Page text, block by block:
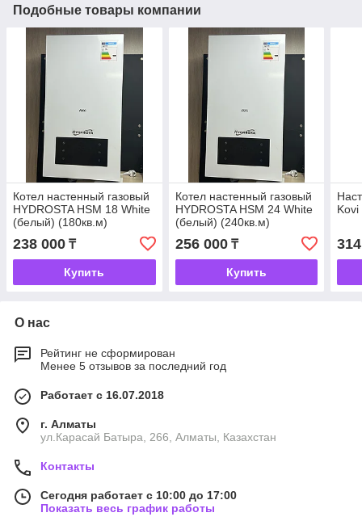
Подобные товары компании
Котел настенный газовый
HYDROSTA HSМ 18 White
(белый) (180кв.м)
238 000 ₸
Купить
Котел настенный газовый
HYDROSTA HSМ 24 White
(белый) (240кв.м)
256 000₸
Купить
О нас
Рейтинг не сформирован
Менее 5 отзывов за последний год
Работает с 16.07.2018
г. Алматы
ул.Карасай Батыра, 266, Алматы, Казахстан
Контакты
Сегодня работает с 10:00 до 17:00
Показать весь график работы